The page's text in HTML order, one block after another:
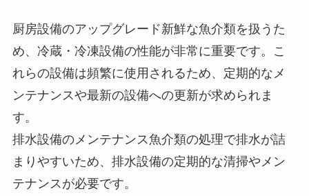
厨房設備のアップグレード新鮮な魚介類を扱うた
め、冷蔵・冷凍設備の性能が非常に重要です。こ
れらの設備は頻繁に使用されるため、定期的なメ
ンテナンスや最新の設備への更新が求められま
す。
排水設備のメンテナンス魚介類の処理で排水が詰
まりやすいため、排水設備の定期的な清掃やメン
テナンスが必要です。